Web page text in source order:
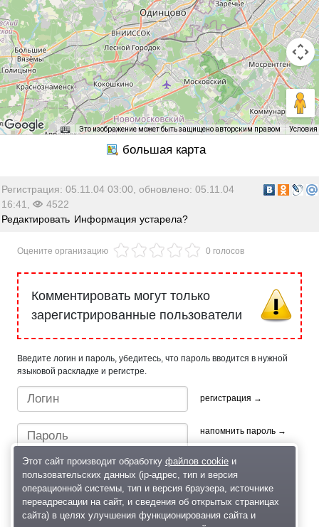
Это изображение может быть защищено авторским правом Условия
Регистрация: 05.11.04 03:00, обновлено: 05.11.04
16:41,
4522
Редактировать Информация устарела?
Оцените организацию 0 голосов
Комментировать могут только
зарегистрированные пользователи
Введите логин и пароль, убедитесь, что пароль вводится в нужной
языковой раскладке и регистре.
регистрация →
напомнить пароль →
Этот сайт производит обработку файлов cookieи
пользовательских данных (ip-адрес, тип и версия
операционной системы, тип и версия браузера, источнике
переадресации на сайт, и сведения об открытых страницах
сайта) в целях улучшения функционирования сайта и